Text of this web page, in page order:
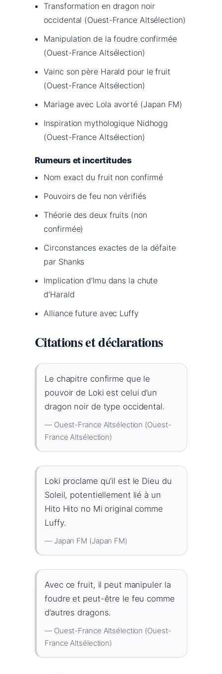
Transformation en dragon noir
occidental (Ouest-France Altsélection)
Manipulation de la foudre confirmée
(Ouest-France Altsélection)
Vainc son père Harald pour le fruit
(Ouest-France Altsélection)
Mariage avec Lola avorté (Japan FM)
Inspiration mythologique Nidhogg
(Ouest-France Altsélection)
Rumeurs et incertitudes
Nom exact du fruit non confirmé
Pouvoirs de feu non vérifiés
Théorie des deux fruits (non
confirmée)
Circonstances exactes de la défaite
par Shanks
Implication d’Imu dans la chute
d’Harald
Alliance future avec Luffy
Citations et déclarations
Le chapitre confirme que le
pouvoir de Loki est celui d’un
dragon noir de type occidental.
— Ouest-France Altsélection (Ouest-
France Altsélection)
Loki proclame qu’il est le Dieu du
Soleil, potentiellement lié à un
Hito Hito no Mi original comme
Luffy.
— Japan FM (Japan FM)
Avec ce fruit, il peut manipuler la
foudre et peut-être le feu comme
d’autres dragons.
— Ouest-France Altsélection (Ouest-
France Altsélection)